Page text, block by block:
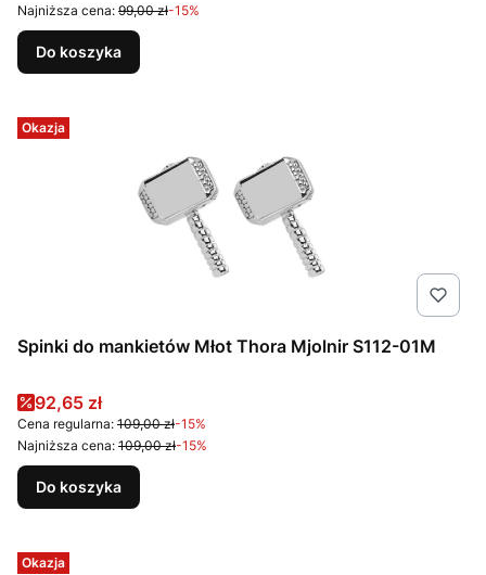
Najniższa cena: 99,00 zł-15%
Do koszyka
Okazja
Spinki do mankietów Młot Thora Mjolnir S112-01M
Cena promocyjna
92,65 zł
Cena regularna: 109,00 zł-15%
Najniższa cena: 109,00 zł-15%
Do koszyka
Okazja